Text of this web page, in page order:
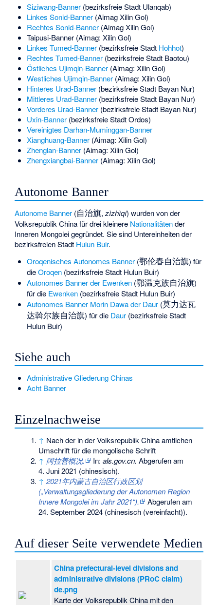
Siziwang-Banner(bezirksfreie Stadt Ulanqab)
Linkes Sonid-Banner(Aimag Xilin Gol)
Rechtes Sonid-Banner(Aimag Xilin Gol)
Taipusi-Banner(Aimag: Xilin Gol)
Linkes Tumed-Banner(bezirksfreie Stadt Hohhot)
Rechtes Tumed-Banner(bezirksfreie Stadt Baotou)
Östliches Ujimqin-Banner(Aimag: Xilin Gol)
Westliches Ujimqin-Banner(Aimag: Xilin Gol)
Hinteres Urad-Banner(bezirksfreie Stadt Bayan Nur)
Mittleres Urad-Banner(bezirksfreie Stadt Bayan Nur)
Vorderes Urad-Banner(bezirksfreie Stadt Bayan Nur)
Uxin-Banner(bezirksfreie Stadt Ordos)
Vereinigtes Darhan-Muminggan-Banner
Xianghuang-Banner(Aimag: Xilin Gol)
Zhenglan-Banner(Aimag: Xilin Gol)
Zhengxiangbai-Banner(Aimag: Xilin Gol)
Autonome Banner
Autonome Banner (自治旗,zìzhìqí) wurden von der
Volksrepublik China für drei kleinere Nationalitätender
Inneren Mongolei gegründet. Sie sind Untereinheiten der
bezirksfreien Stadt Hulun Buir.
Oroqenisches Autonomes Banner(鄂伦春自治旗) für
dieOroqen(bezirksfreie Stadt Hulun Buir)
Autonomes Banner der Ewenken(鄂温克族自治旗)
für die Ewenken(bezirksfreie Stadt Hulun Buir)
Autonomes Banner Morin Dawa der Daur(莫力达瓦
达斡尔族自治旗) für die Daur(bezirksfreie Stadt
Hulun Buir)
Siehe auch
Administrative Gliederung Chinas
Acht Banner
Einzelnachweise
↑ Nach der in der Volksrepublik China amtlichen
Umschrift für die mongolische Schrift
↑ 阿拉善概况. In:als.gov.cn. Abgerufen am
4. Juni 2021 (chinesisch).
↑ 2021年内蒙古自治区行政区划
(„Verwaltungsgliederung der Autonomen Region
Innere Mongolei im Jahr 2021“).
Abgerufen am
24. September 2024 (chinesisch (vereinfacht)).
Auf dieser Seite verwendete Medien
China prefectural-level divisions and
administrative divisions (PRoC claim)
de.png
Karte der Volksrepublik China mit den